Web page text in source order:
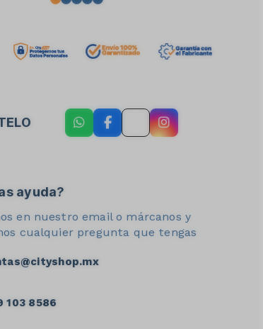
ayuda?
en nuestro email o márcanos y
cualquier pregunta que tengas
103 8586